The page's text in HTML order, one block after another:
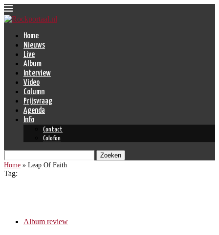
Home
Nieuws
Live
Album
Interview
Video
Column
Prijsvraag
Agenda
Info
Contact
Colofon
Zoeken
Home » Leap Of Faith
Tag:
Album review